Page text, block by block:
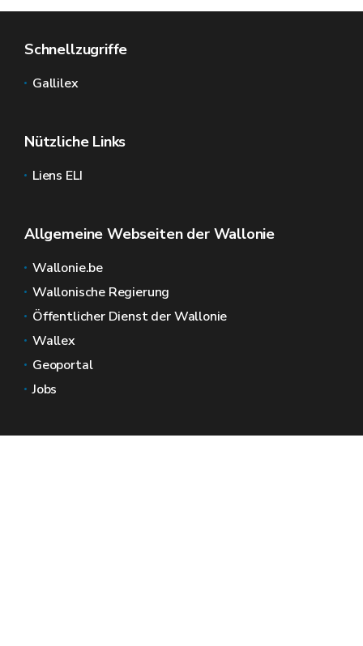
Schnellzugriffe
Gallilex
Nützliche Links
Liens ELI
Allgemeine Webseiten der Wallonie
Wallonie.be
Wallonische Regierung
Öffentlicher Dienst der Wallonie
Wallex
Geoportal
Jobs